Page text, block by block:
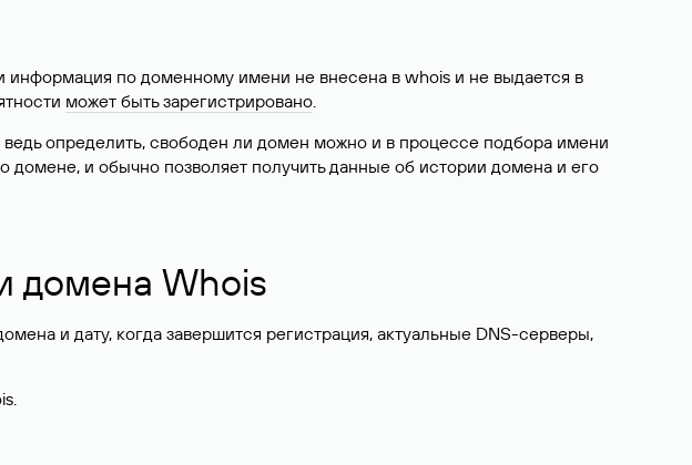
информация по доменному имени не внесена в whois и не выдается в
может быть зарегистрировано.
определить, свободен ли домен можно и в процессе подбора имени
и обычно позволяет получить данные об истории домена и его
домена Whois
и дату, когда завершится регистрация, актуальные DNS-серверы,